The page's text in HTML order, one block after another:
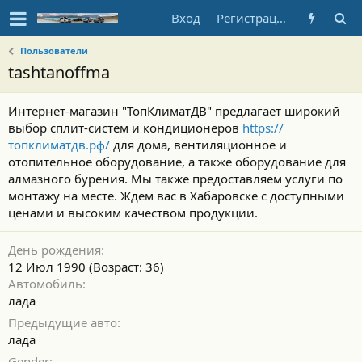
Вход Регистрация
Пользователи
tashtanoffma
Интернет-магазин "ТопКлиматДВ" предлагает широкий
выбор сплит-систем и кондиционеров https://
топклиматдв.рф/ для дома, вентиляционное и
отопительное оборудование, а также оборудование для
алмазного бурения. Мы также предоставляем услуги по
монтажу на месте. Ждем вас в Хабаровске с доступными
ценами и высоким качеством продукции.
День рождения
12 Июл 1990 (Возраст: 36)
Автомобиль
лада
Предыдущие авто
лада